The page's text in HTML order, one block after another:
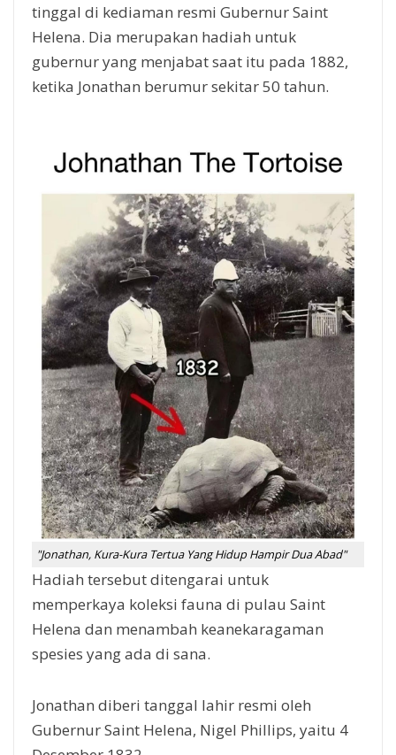
tinggal di kediaman resmi Gubernur Saint
Helena. Dia merupakan hadiah untuk
gubernur yang menjabat saat itu pada 1882,
ketika Jonathan berumur sekitar 50 tahun.
"Jonathan, Kura-Kura Tertua Yang Hidup Hampir Dua Abad"
Hadiah tersebut ditengarai untuk
memperkaya koleksi fauna di pulau Saint
Helena dan menambah keanekaragaman
spesies yang ada di sana.
Jonathan diberi tanggal lahir resmi oleh
Gubernur Saint Helena, Nigel Phillips, yaitu 4